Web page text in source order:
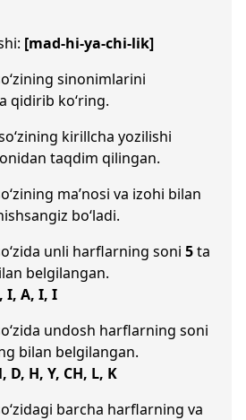
[mad-hi-ya-chi-lik]
sinonimlarini
qidirib ko‘ring.
kirillcha yozilishi
taqdim qilingan.
ma’nosi va izohi bilan
bo‘ladi.
unli harflarning soni 5ta
belgilangan.
I, A, I, I
undosh harflarning soni
bilan belgilangan.
D, H, Y, CH, L, K
barcha harflarning va